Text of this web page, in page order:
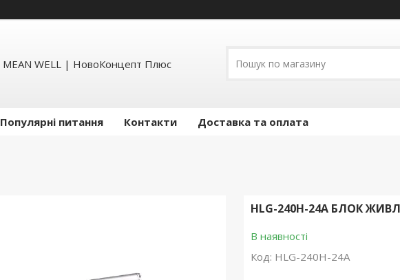
MEAN WELL | НовоКонцепт Плюс
Популярні питання Контакти Доставка та оплата
HLG-240H-24A БЛОК
В наявності
Код: HLG-240H-24A